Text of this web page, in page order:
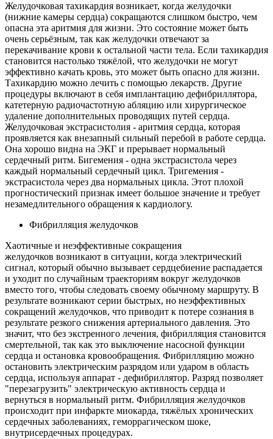
Желудочковая тахикардия возникает, когда желудочки
(нижние камеры сердца) сокращаются слишком быстро, чем
опасна эта аритмия для жизни. Это состояние может быть
очень серьёзным, так как желудочки отвечают за
перекачивание крови к остальной части тела. Если тахикардия
становится настолько тяжёлой, что желудочки не могут
эффективно качать кровь, это может быть опасно для жизни.
Тахикардию можно лечить с помощью лекарств. Другие
процедуры включают в себя имплантацию дефибриллятора,
катетерную радиочастотную абляцию или хирургическое
удаление дополнительных проводящих путей сердца.
Желудочковая экстрасистолия - аритмия сердца, которая
проявляется как внезапный сильный перебой в работе сердца.
Она хорошо видна на ЭКГ и прерывает нормальный
сердечный ритм. Бигемения - одна экстрасистола через
каждый нормальный сердечный цикл. Тригемения -
экстрасистола через два нормальных цикла. Этот плохой
прогностический признак имеет большое значение и требует
незамедлительного обращения к кардиологу.
Фибрилляция желудочков
Хаотичные и неэффективные сокращения
желудочков возникают в ситуации, когда электрический
сигнал, который обычно вызывает сердцебиение распадается
и уходит по случайным траекториям вокруг желудочков
вместо того, чтобы следовать своему обычному маршруту. В
результате возникают серии быстрых, но неэффективных
сокращений желудочков, что приводит к потере сознания в
результате резкого снижения артериального давления. Это
значит, что без экстренного лечения, фибрилляция становится
смертельной, так как это выключение насосной функции
сердца и остановка кровообращения. Фибрилляцию можно
остановить электрическим разрядом или ударом в область
сердца, используя аппарат - дефибриллятор. Разряд позволяет
"перезагрузить" электрическую активность сердца и
вернуться в нормальный ритм. Фибрилляция желудочков
происходит при инфаркте миокарда, тяжёлых хронических
сердечных заболеваниях, геморрагическом шоке,
внутрисердечных процедурах.